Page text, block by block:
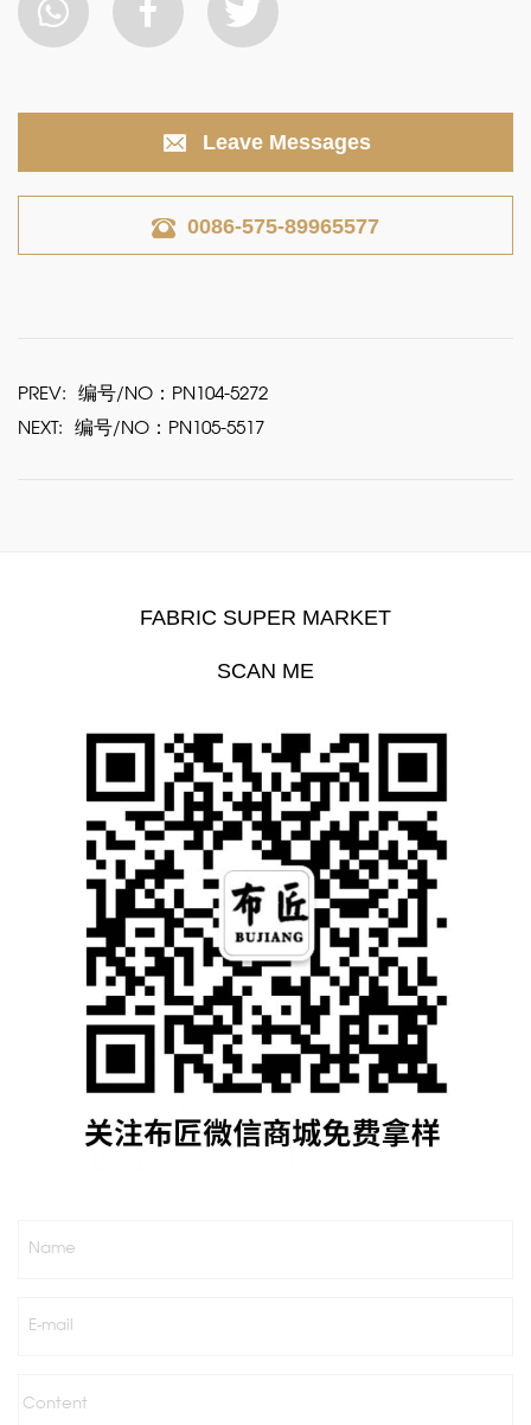
Leave Messages
0086-575-89965577
PREV: 编号/NO：PN104-5272
NEXT: 编号/NO：PN105-5517
FABRIC SUPER MARKET
SCAN ME
Name
E-mail
Content